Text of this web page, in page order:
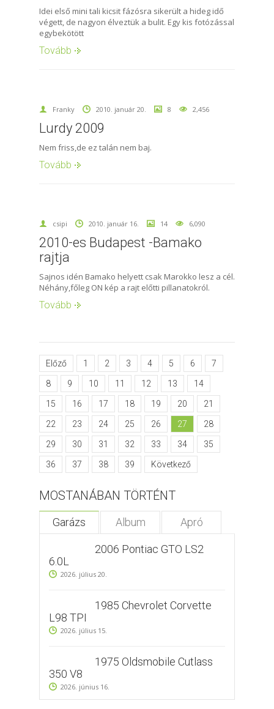
Idei első mini tali kicsit fázósra sikerült a hideg idő
végett, de nagyon élveztük a bulit. Egy kis fotózással
egybekötött
Tovább
Franky 2010. január 20. 8 2,456
Lurdy 2009
Nem friss,de ez talán nem baj.
Tovább
csipi 2010. január 16. 14 6,090
2010-es Budapest -Bamako
rajtja
Sajnos idén Bamako helyett csak Marokko lesz a cél.
Néhány,főleg ON kép a rajt előtti pillanatokról.
Tovább
Előző 1 2 3 4 5 6 7
8 9 10 11 12 13 14
15 16 17 18 19 20 21
22 23 24 25 26 27 28
29 30 31 32 33 34 35
36 37 38 39 Következő
MOSTANÁBAN TÖRTÉNT
Garázs Album Apró
2006 Pontiac GTO LS2
6.0L
2026. július 20.
1985 Chevrolet Corvette
L98 TPI
2026. július 15.
1975 Oldsmobile Cutlass
350 V8
2026. június 16.